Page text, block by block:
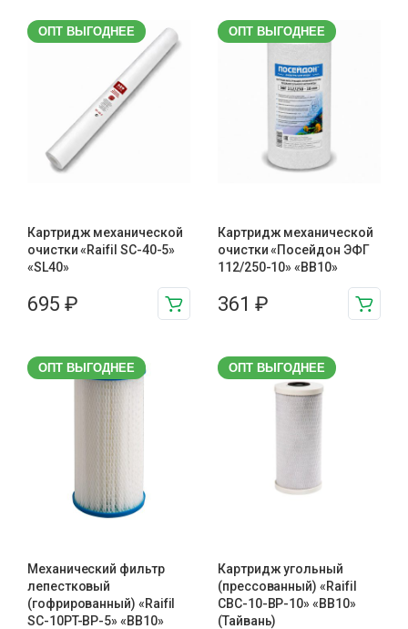
ОПТ ВЫГОДНЕЕ
Картридж механической
очистки «Raifil SC-40-5»
«SL40»
695 ₽
ОПТ ВЫГОДНЕЕ
Картридж механической
очистки «Посейдон ЭФГ
112/250-10» «ВВ10»
361 ₽
ОПТ ВЫГОДНЕЕ
Механический фильтр
лепестковый
(гофрированный) «Raifil
SC-10PT-ВР-5» «BB10»
ОПТ ВЫГОДНЕЕ
Картридж угольный
(прессованный) «Raifil
CBC-10-BP-10» «BB10»
(Тайвань)